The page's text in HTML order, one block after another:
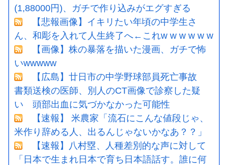
(1,88000円)、ガチで作り込みがエグすぎる
【悲報画像】イキリたい年頃の中学生さ
ん、和彫を入れて人生終了へ←これw w w w w w
【画像】株の暴落を描いた漫画、ガチで怖
いwwwww
【広島】廿日市の中学野球部員死亡事故
書類送検の医師、別人のCT画像で診察した疑
い 頭部出血に気づかなかった可能性
【速報】 米農家「流石にこんな値段じゃ、
米作り辞める人、出るんじゃないかなあ？？」
【速報】八村塁、人種差別的な声に対して
「日本で生まれ日本で育ち日本語話す。誰に何